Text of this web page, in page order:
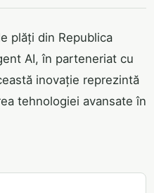
plăți din Republica
AI, în parteneriat cu
inovație reprezintă
tehnologiei avansate în